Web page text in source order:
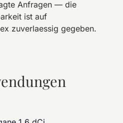
Anfragen — die
ist auf
zuverlaessig gegeben.